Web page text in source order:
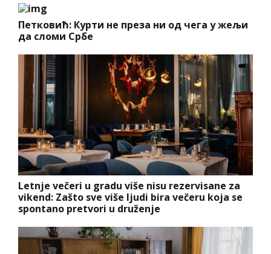
Петковић: Курти не преза ни од чега у жељи
да сломи Србе
Letnje večeri u gradu više nisu rezervisane za
vikend: Zašto sve više ljudi bira večeru koja se
spontano pretvori u druženje